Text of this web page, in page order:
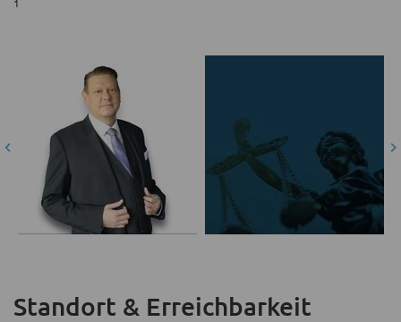
Standort & Erreichbarkeit